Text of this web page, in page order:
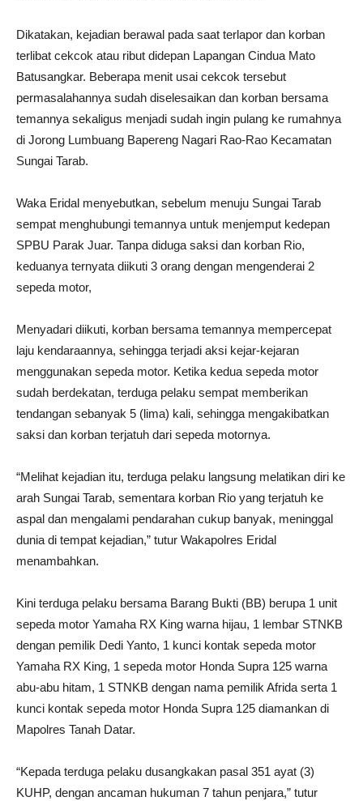
Dikatakan, kejadian berawal pada saat terlapor dan korban
terlibat cekcok atau ribut didepan Lapangan Cindua Mato
Batusangkar. Beberapa menit usai cekcok tersebut
permasalahannya sudah diselesaikan dan korban bersama
temannya sekaligus menjadi sudah ingin pulang ke rumahnya
di Jorong Lumbuang Bapereng Nagari Rao-Rao Kecamatan
Sungai Tarab.
Waka Eridal menyebutkan, sebelum menuju Sungai Tarab
sempat menghubungi temannya untuk menjemput kedepan
SPBU Parak Juar. Tanpa diduga saksi dan korban Rio,
keduanya ternyata diikuti 3 orang dengan mengenderai 2
sepeda motor,
Menyadari diikuti, korban bersama temannya mempercepat
laju kendaraannya, sehingga terjadi aksi kejar-kejaran
menggunakan sepeda motor. Ketika kedua sepeda motor
sudah berdekatan, terduga pelaku sempat memberikan
tendangan sebanyak 5 (lima) kali, sehingga mengakibatkan
saksi dan korban terjatuh dari sepeda motornya.
“Melihat kejadian itu, terduga pelaku langsung melatikan diri ke
arah Sungai Tarab, sementara korban Rio yang terjatuh ke
aspal dan mengalami pendarahan cukup banyak, meninggal
dunia di tempat kejadian,” tutur Wakapolres Eridal
menambahkan.
Kini terduga pelaku bersama Barang Bukti (BB) berupa 1 unit
sepeda motor Yamaha RX King warna hijau, 1 lembar STNKB
dengan pemilik Dedi Yanto, 1 kunci kontak sepeda motor
Yamaha RX King, 1 sepeda motor Honda Supra 125 warna
abu-abu hitam, 1 STNKB dengan nama pemilik Afrida serta 1
kunci kontak sepeda motor Honda Supra 125 diamankan di
Mapolres Tanah Datar.
“Kepada terduga pelaku dusangkakan pasal 351 ayat (3)
KUHP, dengan ancaman hukuman 7 tahun penjara,” tutur